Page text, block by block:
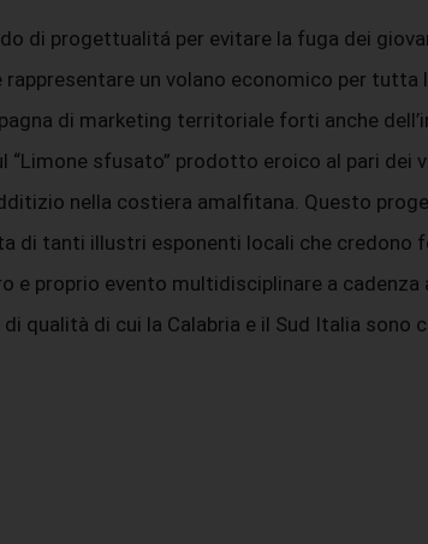
di progettualitá per evitare la fuga dei
un volano economico per
di marketing territoriale forti anche
“Limone sfusato” prodotto eroico al pari
nella costiera amalfitana. Questo
di tanti illustri esponenti locali che credono
e proprio evento multidisciplinare a
qualità di cui la Calabria e il Sud Italia sono